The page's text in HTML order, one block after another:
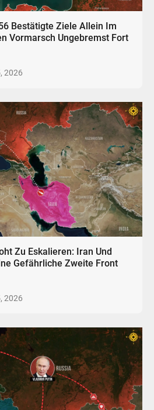
Bestätigte Ziele Allein Im
Vormarsch Ungebremst Fort
2026
Zu Eskalieren: Iran Und
Gefährliche Zweite Front
2026